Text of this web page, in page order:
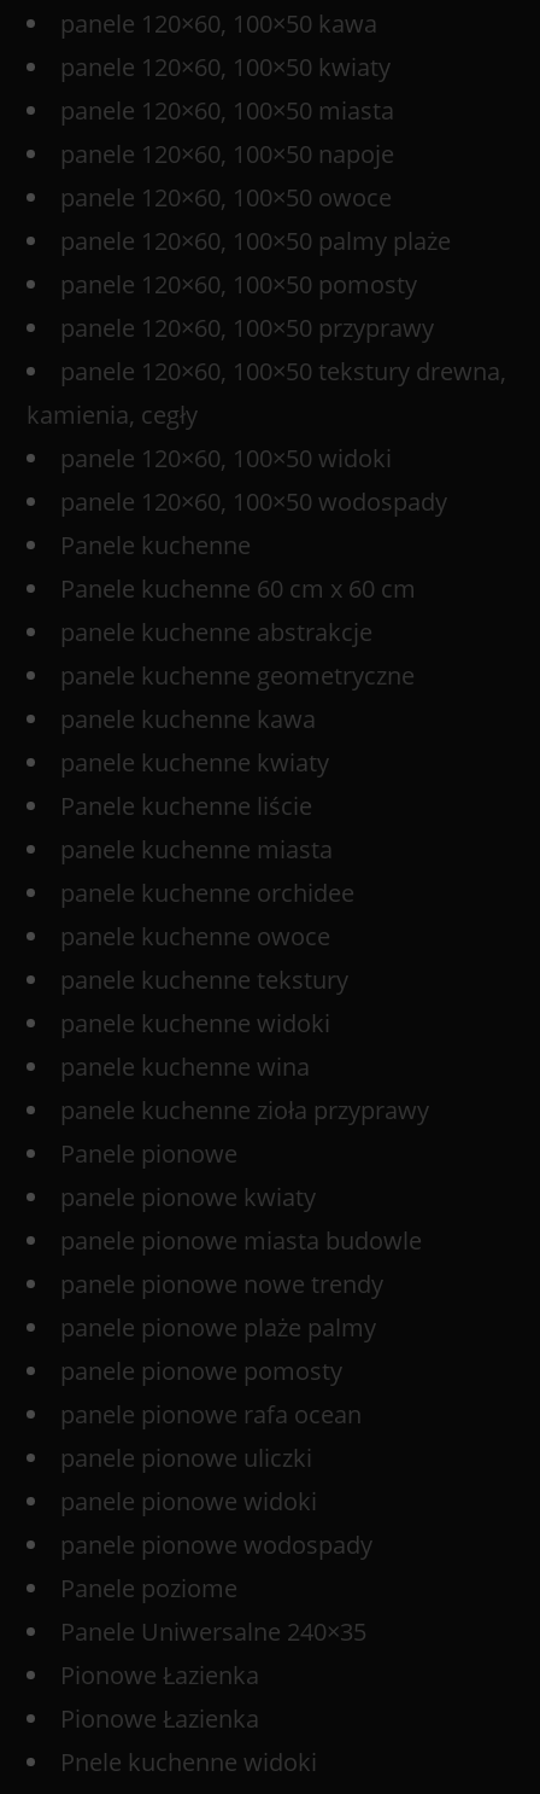
panele 120×60, 100×50 kawa
panele 120×60, 100×50 kwiaty
panele 120×60, 100×50 miasta
panele 120×60, 100×50 napoje
panele 120×60, 100×50 owoce
panele 120×60, 100×50 palmy plaże
panele 120×60, 100×50 pomosty
panele 120×60, 100×50 przyprawy
panele 120×60, 100×50 tekstury drewna,
kamienia, cegły
panele 120×60, 100×50 widoki
panele 120×60, 100×50 wodospady
Panele kuchenne
Panele kuchenne 60 cm x 60 cm
panele kuchenne abstrakcje
panele kuchenne geometryczne
panele kuchenne kawa
panele kuchenne kwiaty
Panele kuchenne liście
panele kuchenne miasta
panele kuchenne orchidee
panele kuchenne owoce
panele kuchenne tekstury
panele kuchenne widoki
panele kuchenne wina
panele kuchenne zioła przyprawy
Panele pionowe
panele pionowe kwiaty
panele pionowe miasta budowle
panele pionowe nowe trendy
panele pionowe plaże palmy
panele pionowe pomosty
panele pionowe rafa ocean
panele pionowe uliczki
panele pionowe widoki
panele pionowe wodospady
Panele poziome
Panele Uniwersalne 240×35
Pionowe Łazienka
Pionowe Łazienka
Pnele kuchenne widoki